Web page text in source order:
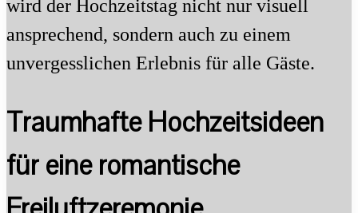
wird der Hochzeitstag nicht nur visuell
ansprechend, sondern auch zu einem
unvergesslichen Erlebnis für alle Gäste.
Traumhafte Hochzeitsideen
für eine romantische